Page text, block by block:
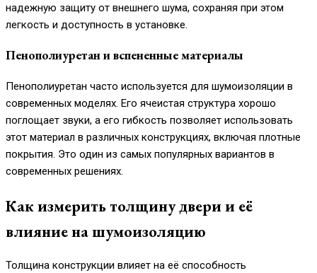
надежную защиту от внешнего шума, сохраняя при этом
легкость и доступность в установке.
Пенополиуретан и вспененные материалы
Пенополиуретан часто используется для шумоизоляции в
современных моделях. Его ячеистая структура хорошо
поглощает звуки, а его гибкость позволяет использовать
этот материал в различных конструкциях, включая плотные
покрытия. Это один из самых популярных вариантов в
современных решениях.
Как измерить толщину двери и её
влияние на шумоизоляцию
Толщина конструкции влияет на её способность